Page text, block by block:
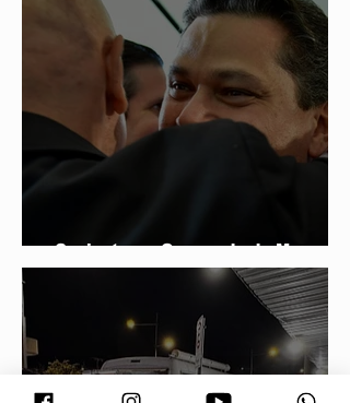
Conjuntura - O segredo de Moraes,
Lula e Alcolumbre